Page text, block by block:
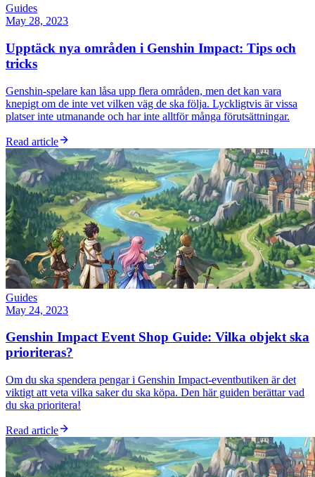
Guides
May 28, 2023
Upptäck nya områden i Genshin Impact: Tips och
tricks
Genshin-spelare kan låsa upp flera områden, men det kan vara
knepigt om de inte vet vilken väg de ska följa. Lyckligtvis är vissa
platser inte utmanande och har inte alltför många förutsättningar.
Read article
Guides
May 24, 2023
Genshin Impact Event Shop Guide: Vilka objekt ska
prioriteras?
Om du ska spendera pengar i Genshin Impact-eventbutiken är det
viktigt att veta vilka saker du ska köpa. Den här guiden berättar vad
du ska prioritera!
Read article